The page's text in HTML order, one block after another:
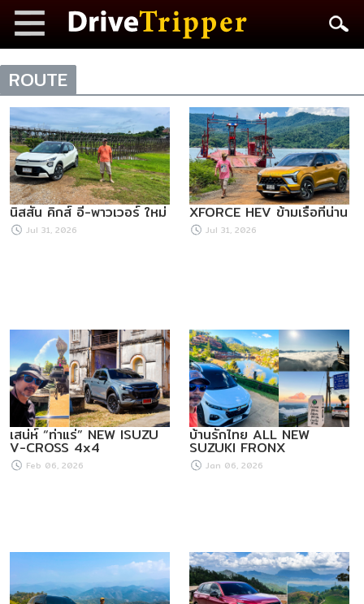
ROUTE
นิสสัน คิกส์ อี-พาวเวอร์ ใหม่
Jul 31, 2026
XFORCE HEV ข้ามเรือที่น่าน
Jul 31, 2026
เสน่ห์ “ท่าแร่” NEW ISUZU
V-CROSS 4x4
Feb 06, 2026
บ้านรักไทย ALL NEW
SUZUKI FRONX
Jan 06, 2026